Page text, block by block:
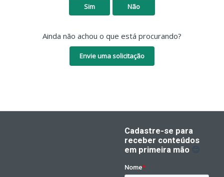
Sim Não
Ainda não achou o que está procurando?
Envie uma solicitação